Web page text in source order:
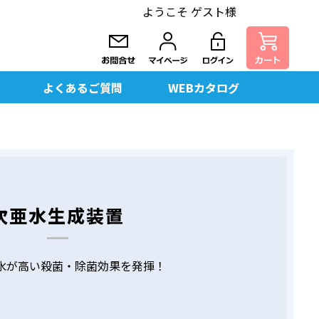
ようこそ ゲスト様
よくあるご質問 WEBカタログ
亜水生成装置
が高い殺菌・除菌効果を発揮！